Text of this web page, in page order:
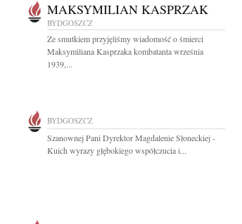
MAKSYMILIAN KASPRZAK
BYDGOSZCZ
Ze smutkiem przyjęliśmy wiadomość o śmierci
Maksymiliana Kasprzaka kombatanta września
1939,...
BYDGOSZCZ
Szanownej Pani Dyrektor Magdalenie Słoneckiej -
Kuich wyrazy głębokiego współczucia i...